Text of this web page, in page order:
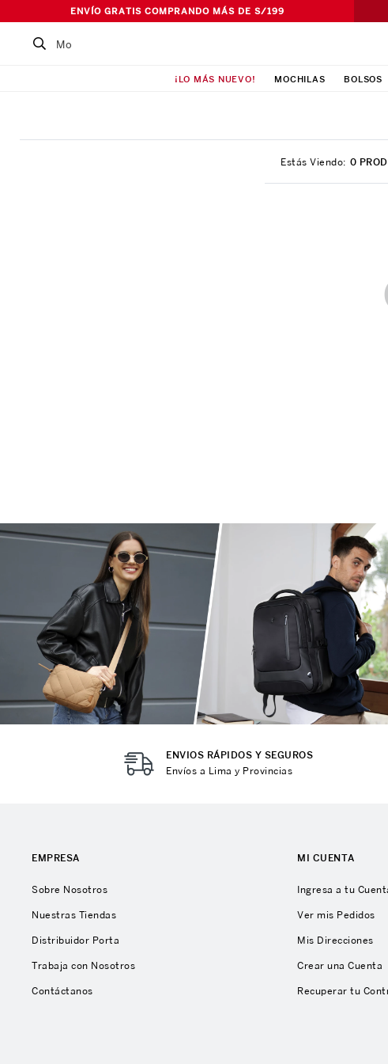
ENVÍO GRATIS COMPRANDO MÁS DE S/199
Buscar un producto...
¡LO MÁS NUEVO! MOCHILAS BOLSOS
0
ENVIOS RÁPIDOS Y SEGUROS
Envíos a Lima y Provincias
EMPRESA
Sobre Nosotros
Nuestras Tiendas
Distribuidor Porta
Trabaja con Nosotros
Contáctanos
MI CUENTA
Ingresa a tu
Ver mis Pedidos
Mis Direcciones
Crear una Cuenta
Recuperar tu